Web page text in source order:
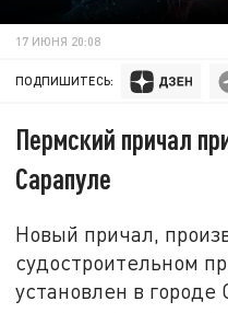
17 ИЮНЯ 20:08
ПОДПИШИТЕСЬ:
Пермский причал
Сарапуле
Новый причал,
судостроительном
установлен в